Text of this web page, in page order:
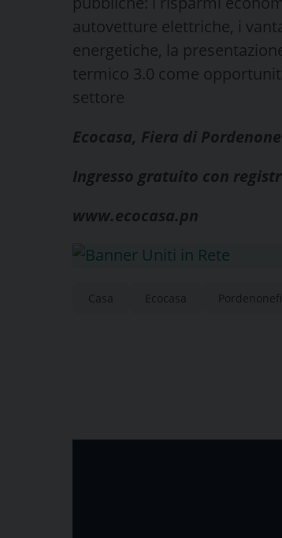
autovetture elettriche, i
energetiche, la
termico 3.0 come
settore
Ecocasa, Fiera di
Ingresso gratuito con
www.ecocasa.pn
Casa Ecocasa